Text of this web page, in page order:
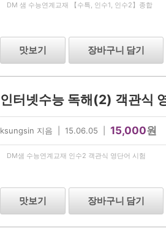
DM 샘 수능연계교재 【수특, 인수1, 인수2】종합
맛보기 장바구니 담기
인터넷수능 독해(2) 객관식
ksungsin 지음 | 15.06.05 | 15,000원
DM샘 수능연계교재 인수2 객관식 영단어 시험
맛보기 장바구니 담기